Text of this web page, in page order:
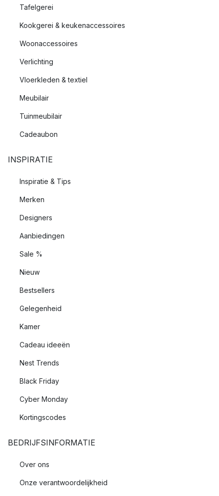
Tafelgerei
Kookgerei & keukenaccessoires
Woonaccessoires
Verlichting
Vloerkleden & textiel
Meubilair
Tuinmeubilair
Cadeaubon
INSPIRATIE
Inspiratie & Tips
Merken
Designers
Aanbiedingen
Sale %
Nieuw
Bestsellers
Gelegenheid
Kamer
Cadeau ideeën
Nest Trends
Black Friday
Cyber Monday
Kortingscodes
BEDRIJFSINFORMATIE
Over ons
Onze verantwoordelijkheid